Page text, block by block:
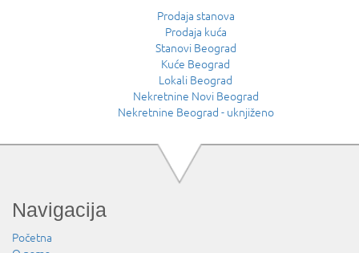
Prodaja stanova
Prodaja kuća
Stanovi Beograd
Kuće Beograd
Lokali Beograd
Nekretnine Novi Beograd
Nekretnine Beograd - uknjiženo
Navigacija
Početna